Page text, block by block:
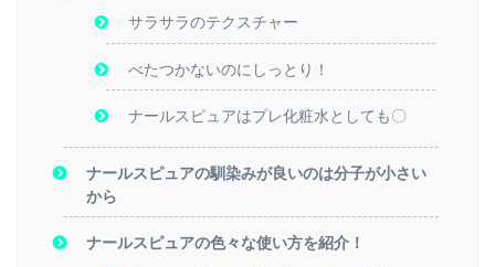
サラサラのテクスチャー
べたつかないのにしっとり！
ナールスピュアはプレ化粧水としても〇
ナールスピュアの馴染みが良いのは分子が小さい
から
ナールスピュアの色々な使い方を紹介！